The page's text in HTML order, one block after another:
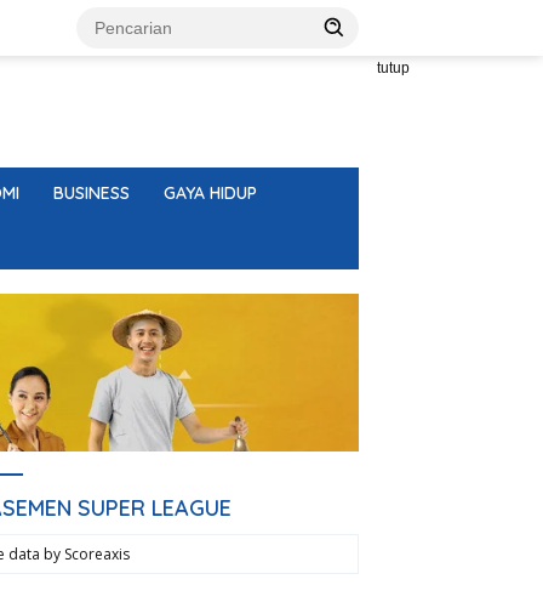
tutup
BUSINESS GAYA HIDUP
SUPER LEAGUE
data by Scoreaxis